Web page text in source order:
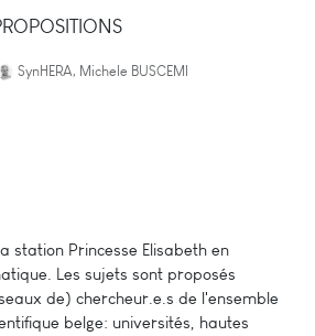
SynHERA, Michele BUSCEMI
station Princesse Elisabeth en
Les sujets sont proposés
de) chercheur.e.s de l'ensemble
belge: universités, hautes